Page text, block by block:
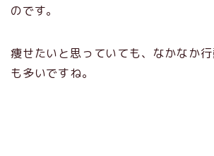
のです。
痩せたいと思っていても、なかなか
も多いですね。